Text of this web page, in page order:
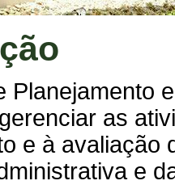
Planejamento
as
e à avaliação
e